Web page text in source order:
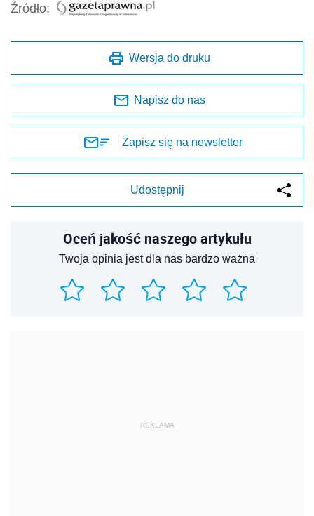
Źródło:
Wersja do druku
Napisz do nas
Zapisz się na newsletter
Udostępnij
Oceń jakość naszego artykułu
Twoja opinia jest dla nas bardzo ważna
REKLAMA